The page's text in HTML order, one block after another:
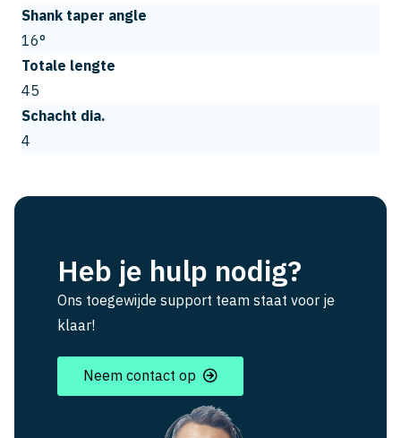
Shank taper angle
16°
Totale lengte
45
Schacht dia.
4
Heb je hulp nodig?
Ons toegewijde support team staat voor je
klaar!
Neem contact op